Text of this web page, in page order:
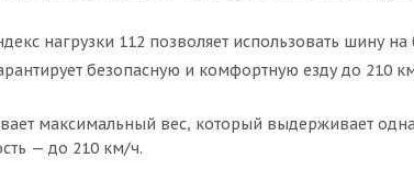
нагрузки 112 позволяет использовать шину
безопасную и комфортную езду до 210
максимальный вес, который выдерживает
— до 210 км/ч.